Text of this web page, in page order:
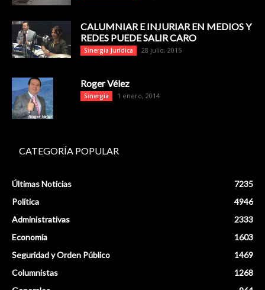
CALUMNIAR E INJURIAR EN MEDIOS Y
REDES PUEDE SALIR CARO
Sinergia Jurídica 28 julio, 2015
Roger Vélez
Sinergia 1 enero, 2014
CATEGORÍA POPULAR
Últimas Noticias
7235
Política
4946
Administrativas
2333
Economía
1603
Seguridad y Orden Público
1469
Columnistas
1268